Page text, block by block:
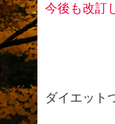
今後も改訂
ダイエット